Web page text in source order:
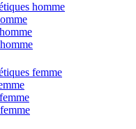
homme
femme